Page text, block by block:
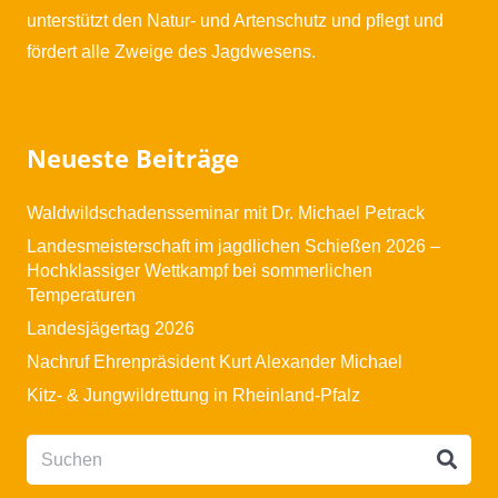
unterstützt den Natur- und Artenschutz und pflegt und
fördert alle Zweige des Jagdwesens.
Neueste Beiträge
Waldwildschadensseminar mit Dr. Michael Petrack
Landesmeisterschaft im jagdlichen Schießen 2026 –
Hochklassiger Wettkampf bei sommerlichen
Temperaturen
Landesjägertag 2026
Nachruf Ehrenpräsident Kurt Alexander Michael
Kitz- & Jungwildrettung in Rheinland-Pfalz